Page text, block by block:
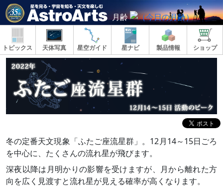
月齢
トピックス 天体写真 星空ガイド 星ナビ 製品情報 ショップ
冬の定番天文現象「ふたご座流星群」。12月14～15日ごろ
を中心に、たくさんの流れ星が飛びます。
深夜以降は月明かりの影響を受けますが、月から離れた方
向を広く見渡すと流れ星が見える確率が高くなります。